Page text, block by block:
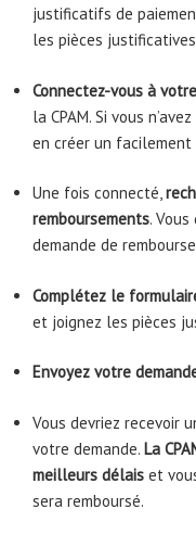
justificatifs de
les pièces
Connectez-vous à
la CPAM. Si vous
en créer un facilement
Une fois connecté,
remboursements.
demande de
Complétez le
et joignez les pièces
Envoyez votre
Vous devriez recevoir
votre demande. La
meilleurs délais et
sera remboursé.